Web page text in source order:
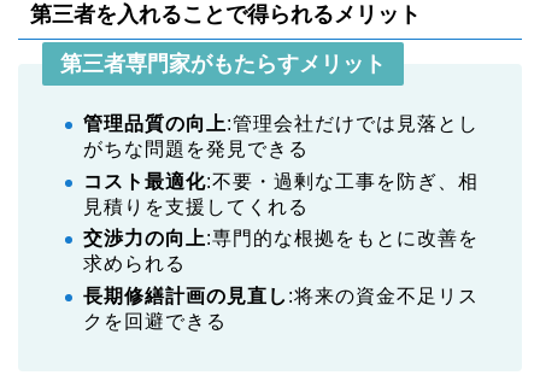
第三者を入れることで得られるメリット
第三者専門家がもたらすメリット
管理品質の向上:管理会社だけでは見落とし
がちな問題を発見できる
コスト最適化:不要・過剰な工事を防ぎ、相
見積りを支援してくれる
交渉力の向上:専門的な根拠をもとに改善を
求められる
長期修繕計画の見直し :将来の資金不足リス
クを回避できる